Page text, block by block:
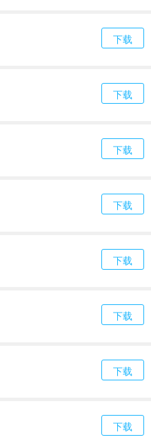
下载
下载
下载
下载
下载
下载
下载
下载